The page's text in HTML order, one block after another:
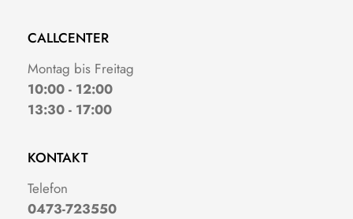
CALLCENTER
Montag bis Freitag
10:00 - 12:00
13:30 - 17:00
KONTAKT
Telefon
0473-723550